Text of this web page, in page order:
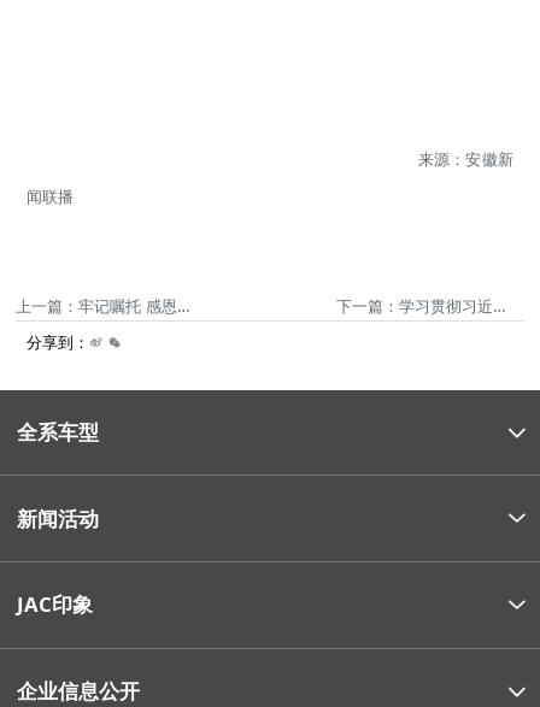
来源：安徽新
闻联播
上一篇：牢记嘱托 感恩奋进 奋力谱写中国式现代化安徽篇章全域发展绘就江淮“诗和远方”
下一篇：学习贯彻习近平总书记考察安徽重要讲话精神省委宣讲团在全省社会工作系统、芜湖市、六安市宣讲
分享到：
全系车型
新闻活动
JAC印象
企业信息公开